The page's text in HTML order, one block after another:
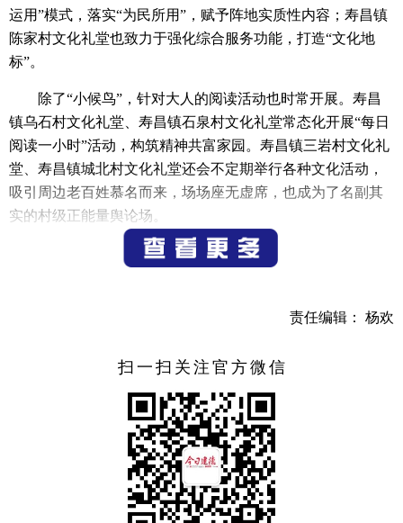
运用”模式，落实“为民所用”，赋予阵地实质性内容；寿昌镇
陈家村文化礼堂也致力于强化综合服务功能，打造“文化地
标”。
除了“小候鸟”，针对大人的阅读活动也时常开展。寿昌
镇乌石村文化礼堂、寿昌镇石泉村文化礼堂常态化开展“每日
阅读一小时”活动，构筑精神共富家园。寿昌镇三岩村文化礼
堂、寿昌镇城北村文化礼堂还会不定期举行各种文化活动，
吸引周边老百姓慕名而来，场场座无虚席，也成为了名副其
实的村级正能量舆论场。
“我们村年轻人都外出打工的多，家里只有我们这些老
此外，为弘扬家风家训，寿昌镇余洪村文化礼堂、寿昌
家风涵养廉洁文化，积极营造以家风带党风促政风的良好氛
围。寿昌镇绿荷塘村文化礼堂、寿昌镇河南里村文化礼堂则
通过“茶韵悠扬，家风高洁”活动，向村民宣传好家风，村民
在当地特色茶文化的熏陶下，品味高尚家风的养成。
寿昌镇城中村文化礼堂、寿昌镇东门村文化礼堂相关负
责任编辑： 杨欢
扫一扫关注官方微信